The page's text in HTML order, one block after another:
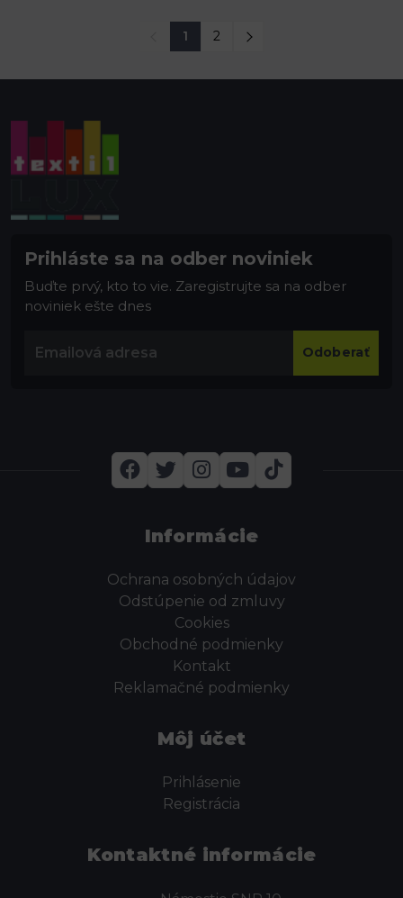
1 2
Prihláste sa na odber noviniek
Buďte prvý, kto to vie. Zaregistrujte sa na odber
noviniek ešte dnes
Odoberať
Informácie
Ochrana osobných údajov
Odstúpenie od zmluvy
Cookies
Obchodné podmienky
Kontakt
Reklamačné podmienky
Môj účet
Prihlásenie
Registrácia
Kontaktné informácie